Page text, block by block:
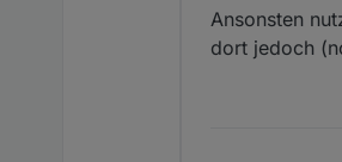
Ansonsten
dort jedoch